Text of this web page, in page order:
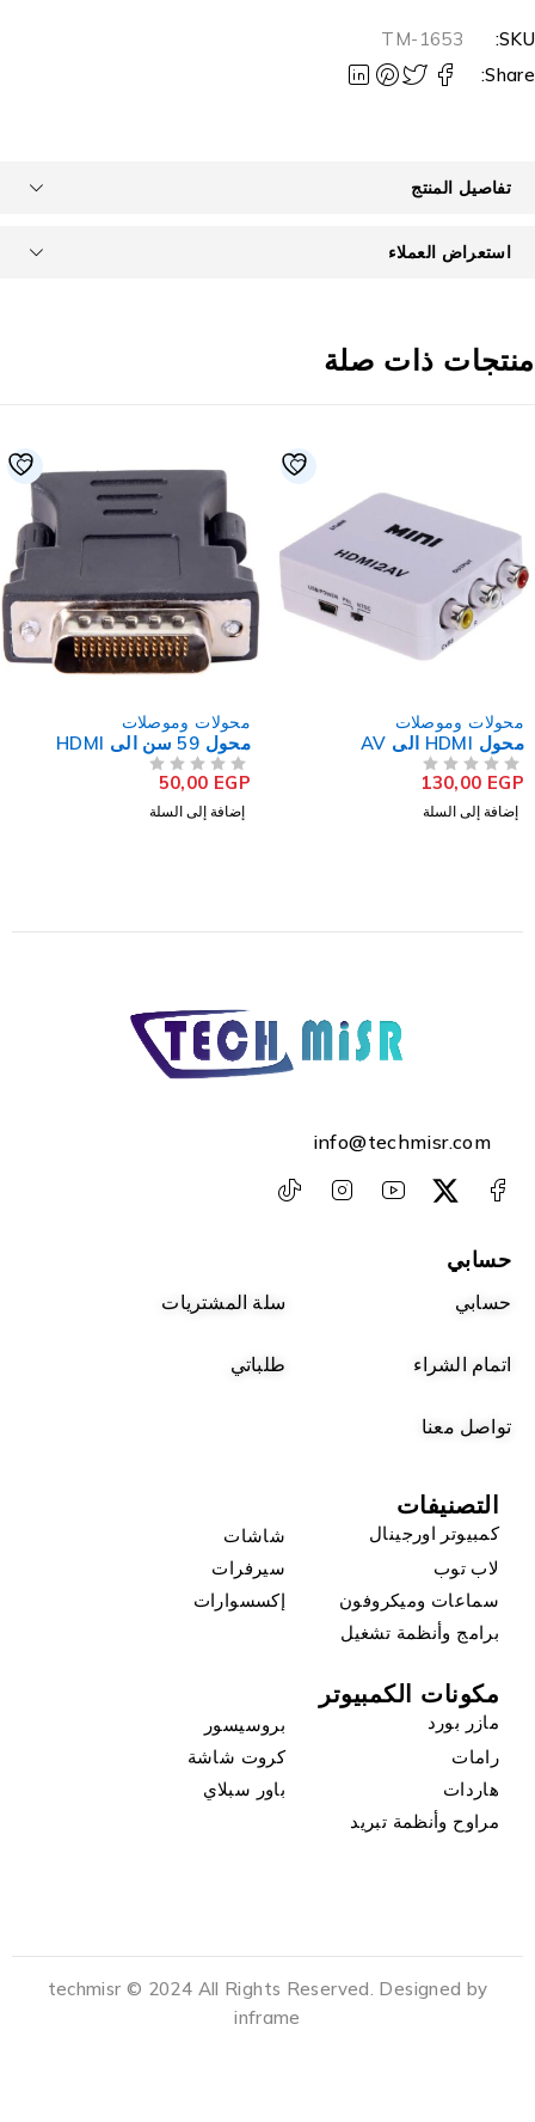
TM-1653
تفاصيل المنتج
استعراض العملاء
ذات صلة
محولات وموصلات
محول HDMI الى AV
130,00EGP
إضافة إلى السلة
محولات وموصلات
محول 59 سن الى HDMI
50,00EGP
إضافة إلى السلة
info@techmisr.com
حسابي
حسابي سلة المشتريات
اتمام الشراء طلباتي
تواصل معنا
التصنيفات
كمبيوتر اورجينال
شاشات
لاب توب
سيرفرات
سماعات وميكروفون
إكسسوارات
برامج وأنظمة تشغيل
مكونات الكمبيوتر
مازر بورد
بروسيسور
رامات
كروت شاشة
هاردات
باور سبلاي
مراوح وأنظمة تبريد
techmisr © 2024 All Rights Reserved. Designed by
inframe